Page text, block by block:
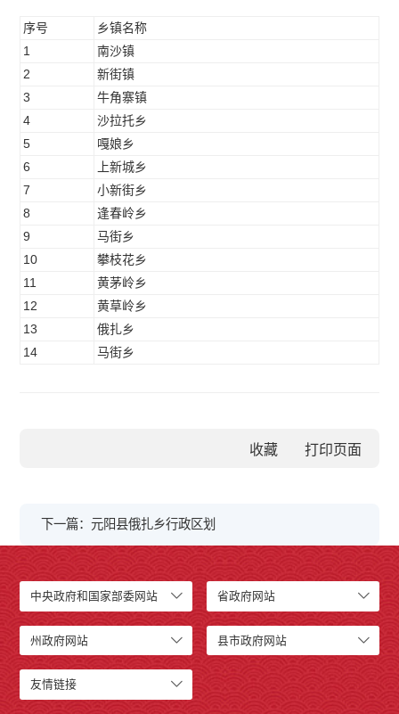
序号 乡镇名称
1
南沙镇
2
新街镇
3
牛角寨镇
4
沙拉托乡
5
嘎娘乡
6
上新城乡
7
小新街乡
8
逢春岭乡
9
马街乡
10
攀枝花乡
11
黄茅岭乡
12
黄草岭乡
13
俄扎乡
14
马街乡
收藏
下一篇：元阳县俄扎乡行政区划
中央政府和国家部委网站 省政府网站
州政府网站 县市政府网站
友情链接